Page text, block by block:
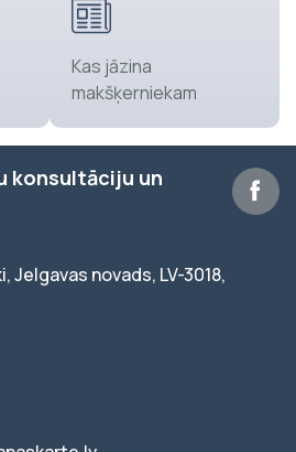
Kas jāzina
makšķerniekam
konsultāciju un
Jelgavas novads, LV-3018,